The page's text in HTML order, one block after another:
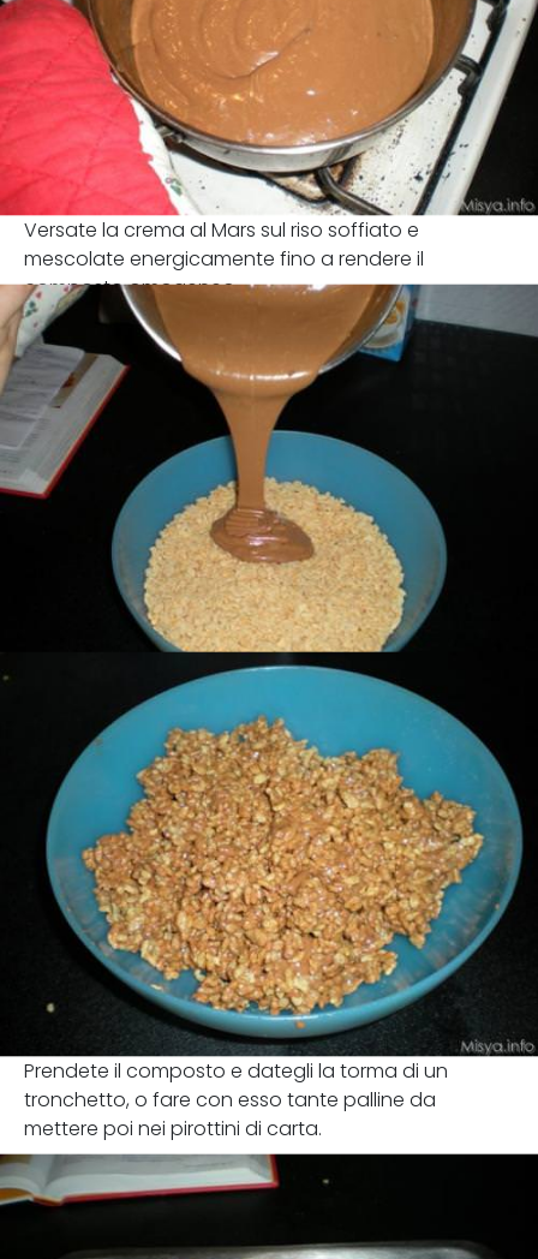
Versate la crema al Mars sul riso soffiato e
mescolate energicamente fino a rendere il
composto omogeneo.
Prendete il composto e dategli la torma di un
tronchetto, o fare con esso tante palline da
mettere poi nei pirottini di carta.